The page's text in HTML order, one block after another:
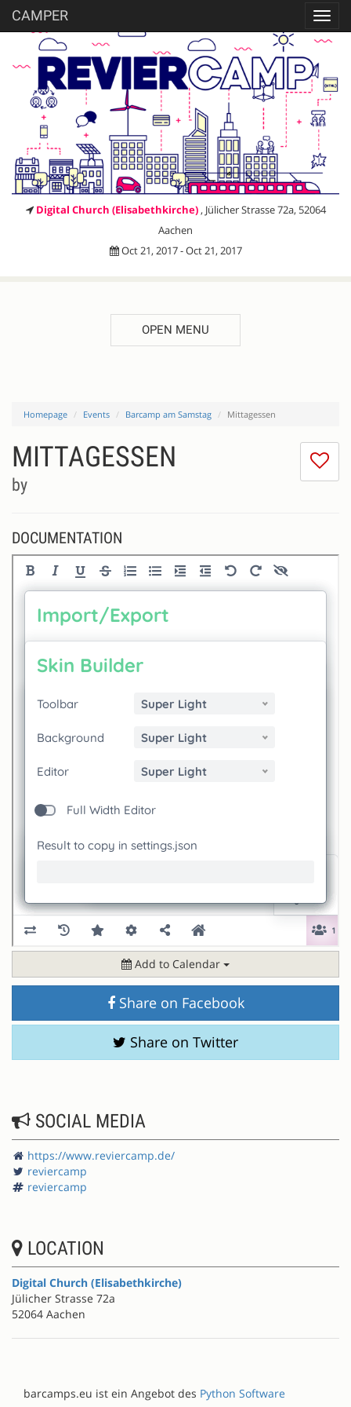
CAMPER
Digital Church (Elisabethkirche) , Jülicher Strasse 72a, 52064
Aachen
Oct 21, 2017 - Oct 21, 2017
OPEN MENU
Homepage Events Barcamp am Samstag Mittagessen
I
MITTAGESSEN
by
DOCUMENTATION
Add to Calendar
Share on Facebook
Share on Twitter
SOCIAL MEDIA
https://www.reviercamp.de/
reviercamp
reviercamp
LOCATION
Digital Church (Elisabethkirche)
Jülicher Strasse 72a
52064 Aachen
barcamps.eu ist ein Angebot des Python Software